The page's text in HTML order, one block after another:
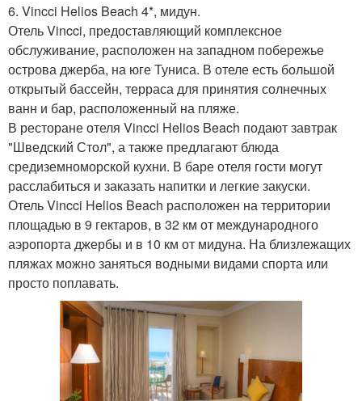
6. Vincci Helios Beach 4*, мидун.
Отель Vincci, предоставляющий комплексное
обслуживание, расположен на западном побережье
острова джерба, на юге Туниса. В отеле есть большой
открытый бассейн, терраса для принятия солнечных
ванн и бар, расположенный на пляже.
В ресторане отеля Vincci Helios Beach подают завтрак
"Шведский Стол", а также предлагают блюда
средиземноморской кухни. В баре отеля гости могут
расслабиться и заказать напитки и легкие закуски.
Отель Vincci Helios Beach расположен на территории
площадью в 9 гектаров, в 32 км от международного
аэропорта джербы и в 10 км от мидуна. На близлежащих
пляжах можно заняться водными видами спорта или
просто поплавать.